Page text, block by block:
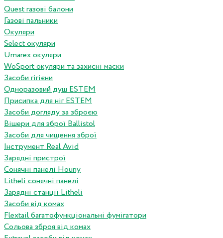
Quest газові балони
Газові пальники
Окуляри
Select окуляри
Umarex окуляри
WoSport окуляри та захисні маски
Засоби гігієни
Одноразовий душ ESTEM
Присипка для ніг ESTEM
Засоби догляду за зброєю
Вішери для зброї Ballistol
Засоби для чищення зброї
Інструмент Real Avid
Зарядні пристрої
Сонячні панелі Houny
Litheli сонячні панелі
Зарядні станції Litheli
Засоби від комах
Flextail багатофункціональні фумігатори
Сольова зброя від комах